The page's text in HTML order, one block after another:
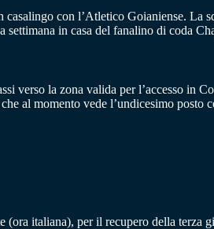
con l’Atletico Goianiense.
in casa del fanalino di coda
verso la zona valida per l’accesso in
al momento vede l’undicesimo posto
italiana), per il recupero della terza